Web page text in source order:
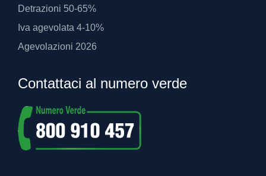
Detrazioni 50-65%
Iva agevolata 4-10%
Agevolazioni 2026
Contattaci al numero verde